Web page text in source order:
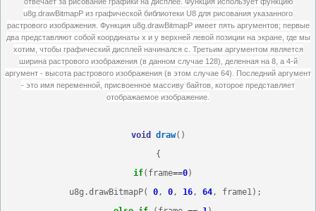
u8g.drawBitmapP из графической библиотеки U8 для рисования указанного
растрового изображения. Функция u8g.drawBitmapP имеет пять аргументов; первые
два представляют собой координаты x и y верхней левой позиции на экране, где мы
хотим, чтобы графический дисплей начинался с. Третьим аргументом является
ширина растрового изображения (в данном случае 128), деленная на 8, а 4-й
аргумент - высота растрового изображения (в этом случае 64).
Последний аргумент
- это имя переменной, присвоенное массиву байтов, которое представляет
отображаемое изображение.
void draw()
{
if(frame==0)
u8g.drawBitmapP( 0, 0, 16, 64, frame1);